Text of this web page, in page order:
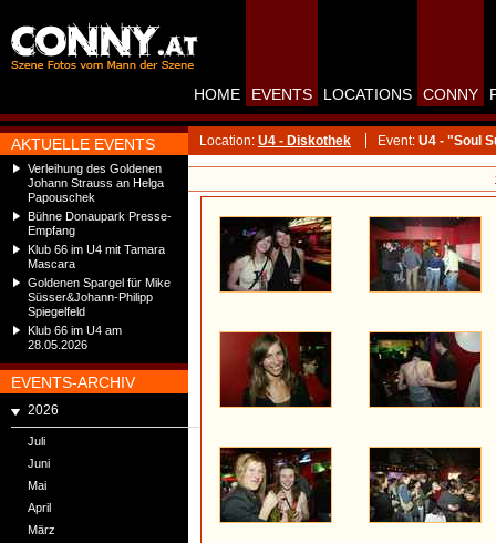
AKTUELLE EVENTS
Verleihung des Goldenen
Johann Strauss an Helga
Papouschek
Bühne Donaupark Presse-
Empfang
Klub 66 im U4 mit Tamara
Mascara
Goldenen Spargel für Mike
Süsser&Johann-Philipp
Spiegelfeld
Klub 66 im U4 am
28.05.2026
EVENTS-ARCHIV
2026
Juli
Juni
Mai
April
März
HOME EVENTS LOCATIONS CONNY
Location: U4 - Diskothek Event: U4 - "Soul